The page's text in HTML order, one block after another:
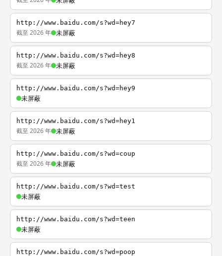
http://www.baidu.com/s?wd=hey7
截至 2026 年 未屏蔽
http://www.baidu.com/s?wd=hey8
截至 2026 年 未屏蔽
http://www.baidu.com/s?wd=hey9
未屏蔽
http://www.baidu.com/s?wd=hey1
截至 2026 年 未屏蔽
http://www.baidu.com/s?wd=coup
截至 2026 年 未屏蔽
http://www.baidu.com/s?wd=test
未屏蔽
http://www.baidu.com/s?wd=teen
未屏蔽
http://www.baidu.com/s?wd=poop